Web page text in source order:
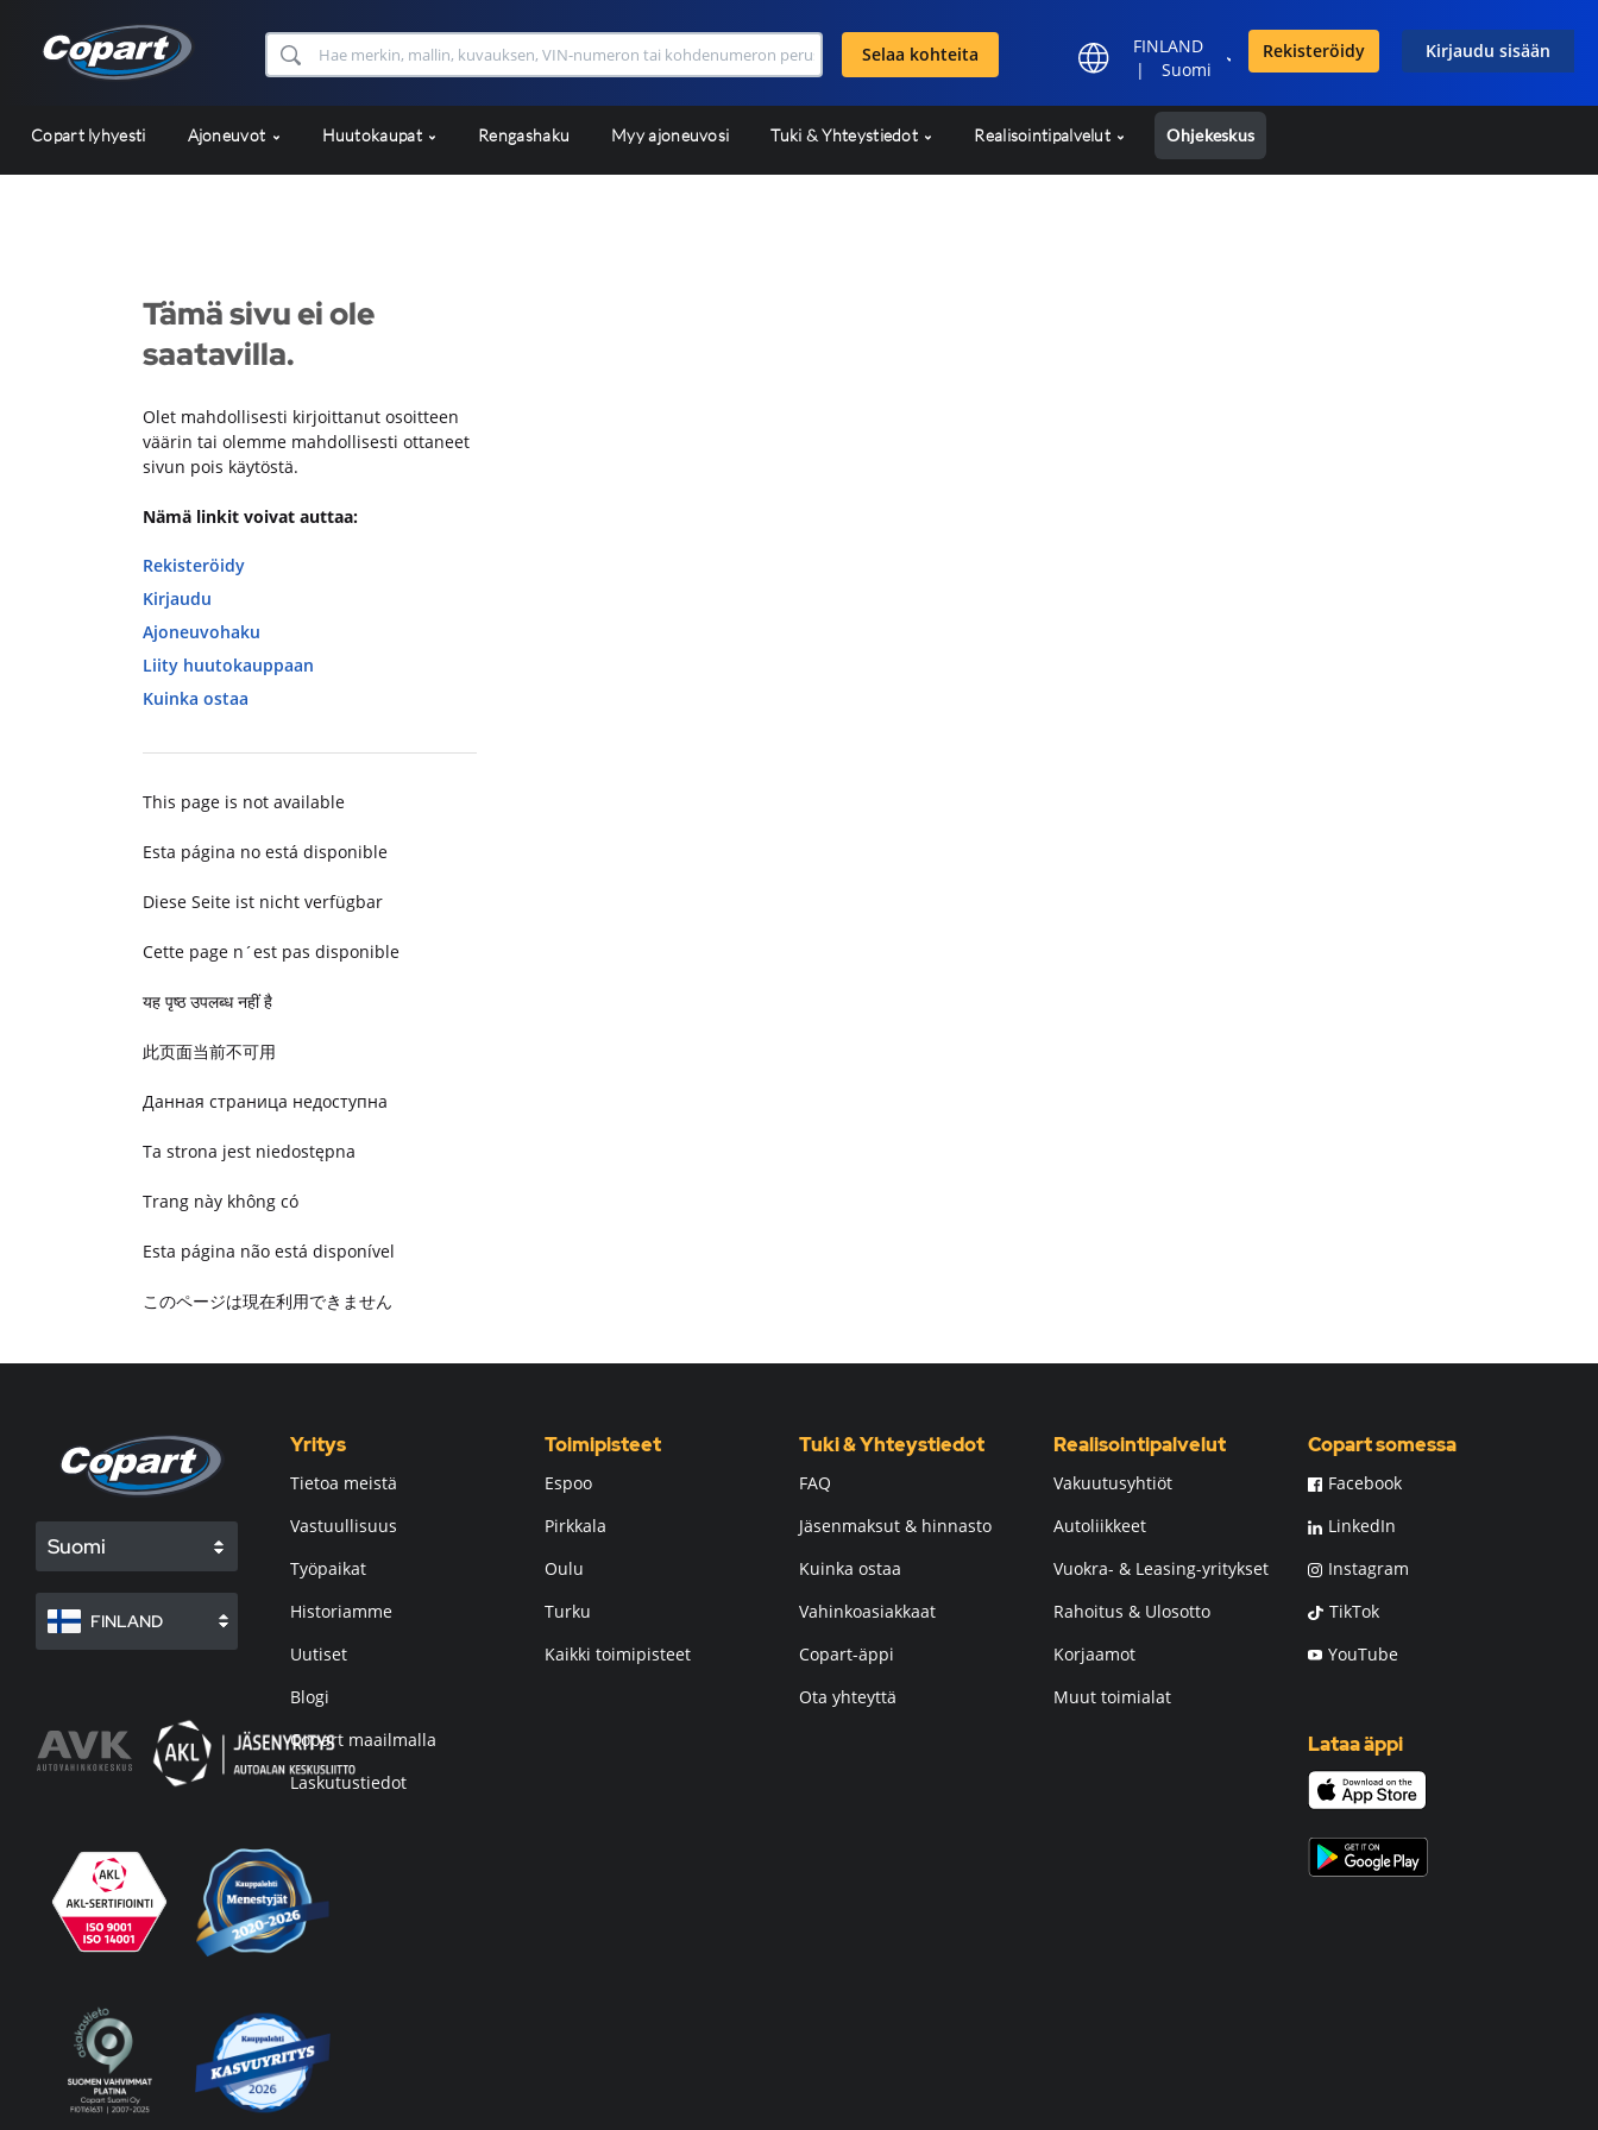
Selaa kohteita
FINLAND
|
Suomi
Rekisteröidy Kirjaudu sisään
Copart lyhyesti Ajoneuvot Huutokaupat Rengashaku Myy ajoneuvosi Tuki & Yhteystiedot Realisointipalvelut Ohjekeskus
Tämä sivu ei ole
saatavilla.
Olet mahdollisesti kirjoittanut osoitteen
väärin tai olemme mahdollisesti ottaneet
sivun pois käytöstä.
Nämä linkit voivat auttaa:
Rekisteröidy
Kirjaudu
Ajoneuvohaku
Liity huutokauppaan
Kuinka ostaa
This page is not available
Esta página no está disponible
Diese Seite ist nicht verfügbar
Cette page n´est pas disponible
यह पृष्ठ उपलब्ध नहीं है
此页面当前不可用
Данная страница недоступна
Ta strona jest niedostępna
Trang này không có
Esta página não está disponível
このページは現在利用できません
Suomi
FINLAND
Yritys
Tietoa meistä
Vastuullisuus
Työpaikat
Historiamme
Uutiset
Blogi
Copart maailmalla
Laskutustiedot
Toimipisteet
Espoo
Pirkkala
Oulu
Turku
Kaikki toimipisteet
Tuki & Yhteystiedot
FAQ
Jäsenmaksut & hinnasto
Kuinka ostaa
Vahinkoasiakkaat
Copart-äppi
Ota yhteyttä
Realisointipalvelut
Vakuutusyhtiöt
Autoliikkeet
Vuokra- & Leasing-yritykset
Rahoitus & Ulosotto
Korjaamot
Muut toimialat
Copart somessa
Facebook
LinkedIn
Instagram
TikTok
YouTube
Lataa äppi